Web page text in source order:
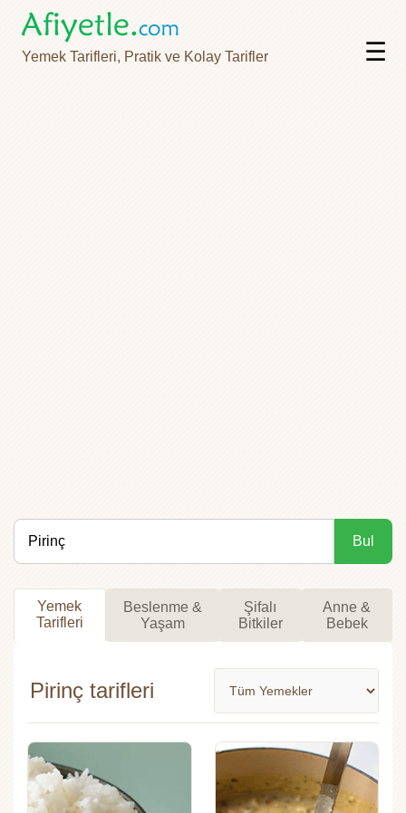
Yemek Tarifleri, Pratik ve Kolay Tarifler ☰
Bul
Yemek
Tarifleri
Beslenme &
Yaşam
Şifalı
Bitkiler
Anne &
Bebek
Pirinç tarifleri